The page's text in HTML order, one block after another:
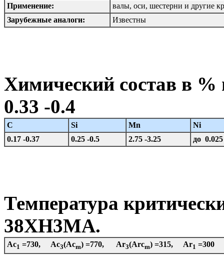
Применение:
валы, оси, шестерни и другие
Зарубежные аналоги:
Известны
Химический состав в
0.33 -0.4
C Si Mn
Ni
0.17 -0.37
0.25 -0.5 2.75 -3.25 до 0.025
Температура
38ХН3МА.
Ac1 =730, Ac3(Acm) =770, Ar3(Arcm) =315, Ar1 =300